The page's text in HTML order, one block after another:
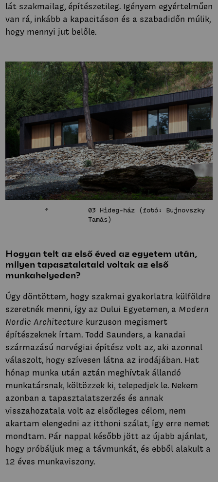
lát szakmailag, építészetileg. Igényem egyértelműen
van rá, inkább a kapacitáson és a szabadidőn múlik,
hogy mennyi jut belőle.
03 Hideg-ház (fotó: Bujnovszky
Tamás)
Hogyan telt az első éved az egyetem után,
milyen tapasztalataid voltak az első
munkahelyeden?
Úgy döntöttem, hogy szakmai gyakorlatra külföldre
szeretnék menni, így az Oului Egyetemen, a Modern
Nordic Architecture kurzuson megismert
építészeknek írtam. Todd Saunders, a kanadai
származású norvégiai építész volt az, aki azonnal
válaszolt, hogy szívesen látna az irodájában. Hat
hónap munka után aztán meghívtak állandó
munkatársnak, költözzek ki, telepedjek le. Nekem
azonban a tapasztalatszerzés és annak
visszahozatala volt az elsődleges célom, nem
akartam elengedni az itthoni szálat, így erre nemet
mondtam. Pár nappal később jött az újabb ajánlat,
hogy próbáljuk meg a távmunkát, és ebből alakult a
12 éves munkaviszony.